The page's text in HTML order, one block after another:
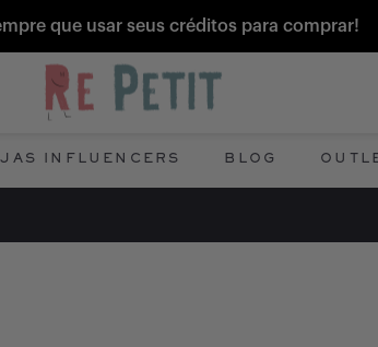
que usar seus créditos para comprar!
INFLUENCERS BLOG